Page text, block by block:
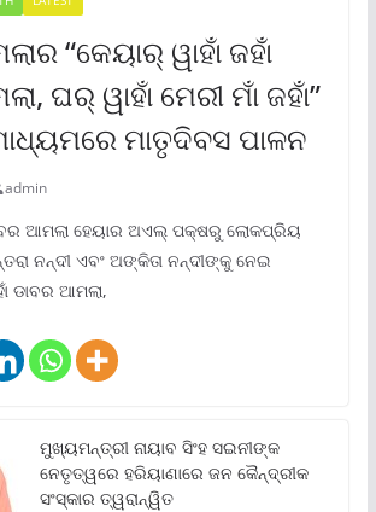
“କେୟାର୍ ୱାହାଁ ଜହାଁ
ଘର୍ ୱାହାଁ ମେରୀ ମାଁ ଜହାଁ”
ମାତୃଦିବସ ପାଳନ
admin
ଆମଲା ହେୟାର ଅଏଲ୍ ପକ୍ଷରୁ ଲୋକପ୍ରିୟ
ନନ୍ଦୀ ଏବଂ ଅଙ୍କିତା ନନ୍ଦୀଙ୍କୁ ନେଇ
ଡାବର ଆମଲା,
ମୁଖ୍ୟମନ୍ତ୍ରୀ ନାୟାବ ସିଂହ ସଇନୀଙ୍କ
ନେତୃତ୍ୱରେ ହରିୟାଣାରେ ଜନ କୈନ୍ଦ୍ରୀକ
ସଂସ୍କାର ତ୍ୱରାନ୍ୱିତ